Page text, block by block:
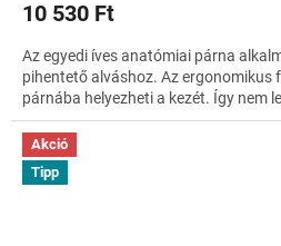
10 530 Ft
Az egyedi íves anatómiai párna
pihentető alváshoz. Az ergonomikus
párnába helyezheti a kezét. Így nem
Akció
Tipp